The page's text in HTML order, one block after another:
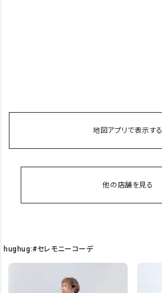
地図アプリで表示する
他の店舗を見る
hughug:#セレモニーコーデ